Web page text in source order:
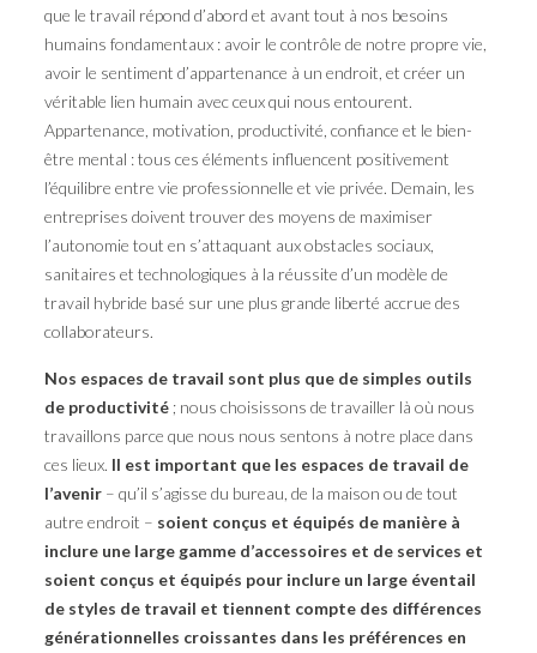
que le travail répond d’abord et avant tout à nos besoins
humains fondamentaux : avoir le contrôle de notre propre vie,
avoir le sentiment d’appartenance à un endroit, et créer un
véritable lien humain avec ceux qui nous entourent.
Appartenance, motivation, productivité, confiance et le bien-
être mental : tous ces éléments influencent positivement
l’équilibre entre vie professionnelle et vie privée. Demain, les
entreprises doivent trouver des moyens de maximiser
l’autonomie tout en s’attaquant aux obstacles sociaux,
sanitaires et technologiques à la réussite d’un modèle de
travail hybride basé sur une plus grande liberté accrue des
collaborateurs.
Nos espaces de travail sont plus que de simples outils
de productivité; nous choisissons de travailler là où nous
travaillons parce que nous nous sentons à notre place dans
ces lieux. Il est important que les espaces de travail de
l’avenir– qu’il s’agisse du bureau, de la maison ou de tout
autre endroit – soient conçus et équipés de manière à
inclure une large gamme d’accessoires et de services et
soient conçus et équipés pour inclure un large éventail
de styles de travail et tiennent compte des différences
générationnelles croissantes dans les préférences en